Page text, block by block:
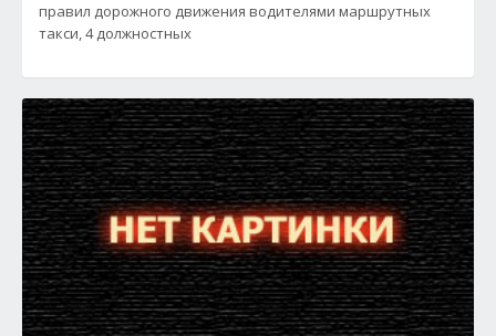
правил дорожного движения водителями маршрутных
такси, 4 должностных